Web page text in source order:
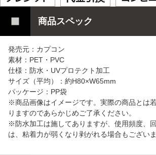
商品スペック
発売元：カプコン
素材：PET・PVC
仕様：防水・UVプロテクト加工
サイズ（平均）：約H80×W65mm
パッケージ：PP袋
※商品画像はイメージです。実際の商品とは
りますのであらかじめご了承ください。
※防水加工は施してありますが、使用頻度、
は、粘着力が弱くなり剥がれる場合もございま